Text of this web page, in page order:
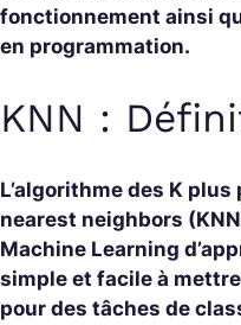
fonctionnement ainsi
en programmation.
KNN :
L’algorithme des K
nearest neighbors
Machine Learning
simple et facile à
pour des tâches de